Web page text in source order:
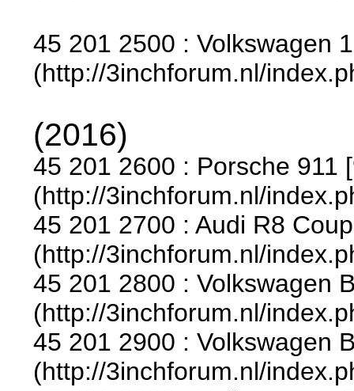
45 201 2500 : Volkswagen
(http://3inchforum.nl/
(2016)
45 201 2600 : Porsche 911
(http://3inchforum.nl/
45 201 2700 : Audi R8
(http://3inchforum.nl/
45 201 2800 : Volkswagen
(http://3inchforum.nl/
45 201 2900 : Volkswagen
(http://3inchforum.nl/